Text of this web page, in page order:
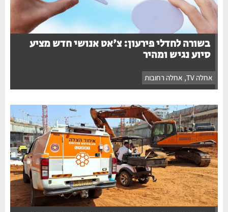
בשורה לחדלי פירעון: צ'אט אנושי חדש מציע
סיוע נגיש ומהיר
אחלה TV ,אחלה רחובות